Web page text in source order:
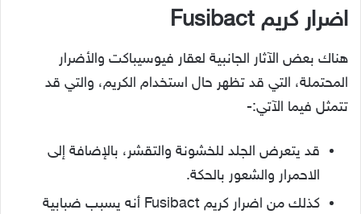
اضرار كريم Fusibact
هناك بعض الآثار الجانبية لعقار فيوسيباكت والأضرار
المحتملة، التي قد تظهر حال استخدام الكريم، والتي قد
تتمثل فيما الآتي:-
قد يتعرض الجلد للخشونة والتقشر، بالإضافة إلى
الاحمرار والشعور بالحكة.
كذلك من اضرار كريم Fusibact أنه يسبب ضبابية